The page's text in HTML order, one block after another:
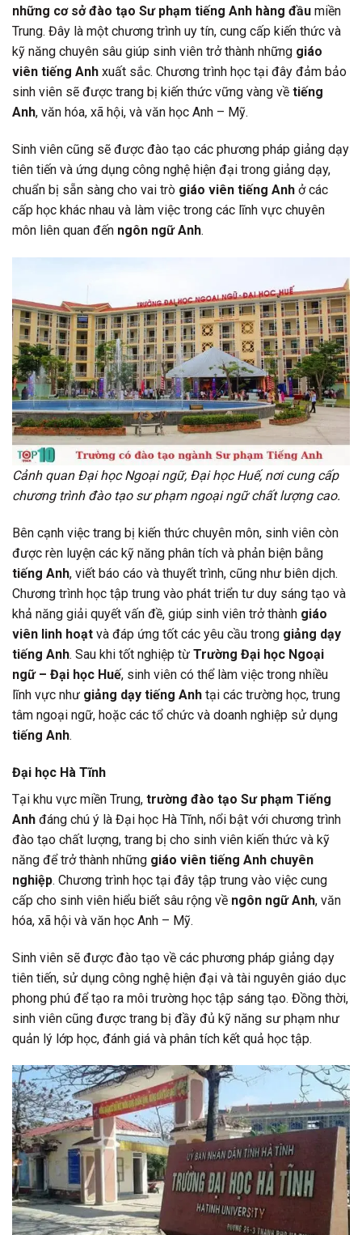
những cơ sở đào tạo Sư phạm tiếng Anh hàng đầu miền
Trung. Đây là một chương trình uy tín, cung cấp kiến thức và
kỹ năng chuyên sâu giúp sinh viên trở thành những giáo
viên tiếng Anh xuất sắc. Chương trình học tại đây đảm bảo
sinh viên sẽ được trang bị kiến thức vững vàng về tiếng
Anh, văn hóa, xã hội, và văn học Anh – Mỹ.
Sinh viên cũng sẽ được đào tạo các phương pháp giảng dạy
tiên tiến và ứng dụng công nghệ hiện đại trong giảng dạy,
chuẩn bị sẵn sàng cho vai trò giáo viên tiếng Anh ở các
cấp học khác nhau và làm việc trong các lĩnh vực chuyên
môn liên quan đến ngôn ngữ Anh.
Cảnh quan Đại học Ngoại ngữ, Đại học Huế, nơi cung cấp
chương trình đào tạo sư phạm ngoại ngữ chất lượng cao.
Bên cạnh việc trang bị kiến thức chuyên môn, sinh viên còn
được rèn luyện các kỹ năng phân tích và phản biện bằng
tiếng Anh, viết báo cáo và thuyết trình, cũng như biên dịch.
Chương trình học tập trung vào phát triển tư duy sáng tạo và
khả năng giải quyết vấn đề, giúp sinh viên trở thành giáo
viên linh hoạt và đáp ứng tốt các yêu cầu trong giảng dạy
tiếng Anh. Sau khi tốt nghiệp từ Trường Đại học Ngoại
ngữ – Đại học Huế, sinh viên có thể làm việc trong nhiều
lĩnh vực như giảng dạy tiếng Anh tại các trường học, trung
tâm ngoại ngữ, hoặc các tổ chức và doanh nghiệp sử dụng
tiếng Anh.
Đại học Hà Tĩnh
Tại khu vực miền Trung, trường đào tạo Sư phạm Tiếng
Anh đáng chú ý là Đại học Hà Tĩnh, nổi bật với chương trình
đào tạo chất lượng, trang bị cho sinh viên kiến thức và kỹ
năng để trở thành những giáo viên tiếng Anh chuyên
nghiệp. Chương trình học tại đây tập trung vào việc cung
cấp cho sinh viên hiểu biết sâu rộng về ngôn ngữ Anh, văn
hóa, xã hội và văn học Anh – Mỹ.
Sinh viên sẽ được đào tạo về các phương pháp giảng dạy
tiên tiến, sử dụng công nghệ hiện đại và tài nguyên giáo dục
phong phú để tạo ra môi trường học tập sáng tạo. Đồng thời,
sinh viên cũng được trang bị đầy đủ kỹ năng sư phạm như
quản lý lớp học, đánh giá và phân tích kết quả học tập.